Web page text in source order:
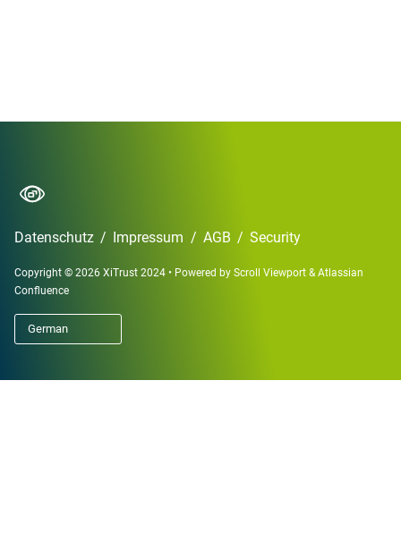
Datenschutz / Impressum / AGB / Security
Copyright © 2026 XiTrust 2024 • Powered by Scroll Viewport &Atlassian
Confluence
German